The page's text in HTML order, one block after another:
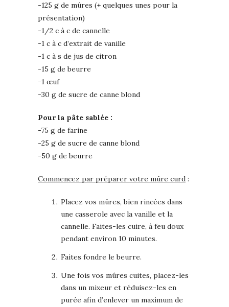
-125 g de mûres (+ quelques unes pour la
présentation)
-1/2 c à c de cannelle
-1 c à c d’extrait de vanille
-1 c à s de jus de citron
-15 g de beurre
-1 œuf
-30 g de sucre de canne blond
Pour la pâte sablée :
-75 g de farine
-25 g de sucre de canne blond
-50 g de beurre
Commencez par préparer votre mûre curd :
Placez vos mûres, bien rincées dans
une casserole avec la vanille et la
cannelle. Faites-les cuire, à feu doux
pendant environ 10 minutes.
Faites fondre le beurre.
Une fois vos mûres cuites, placez-les
dans un mixeur et réduisez-les en
purée afin d’enlever un maximum de